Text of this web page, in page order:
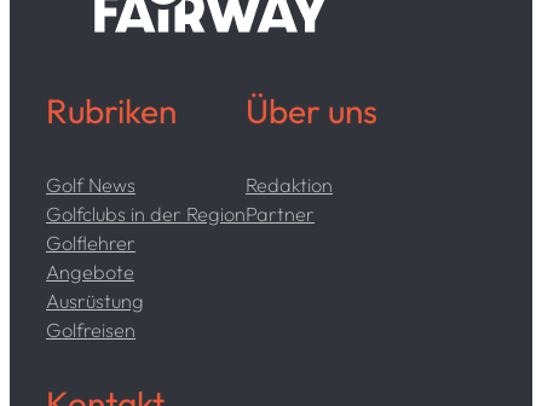
Rubriken
Golf News
Golfclubs in der Region
Golflehrer
Angebote
Ausrüstung
Golfreisen
Über uns
Redaktion
Partner